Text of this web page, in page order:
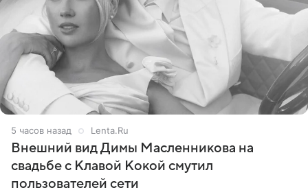
5 часов назад Lenta.Ru
Внешний вид Димы Масленникова на
свадьбе с Клавой Кокой смутил
пользователей сети